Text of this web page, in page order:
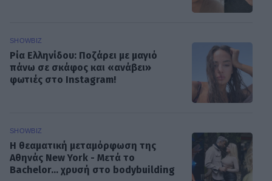
SHOWBIZ
Ρία Ελληνίδου: Ποζάρει με μαγιό
πάνω σε σκάφος και «ανάβει»
φωτιές στο Instagram!
SHOWBIZ
Η θεαματική μεταμόρφωση της
Αθηνάς New York - Μετά το
Bachelor... χρυσή στο bodybuilding